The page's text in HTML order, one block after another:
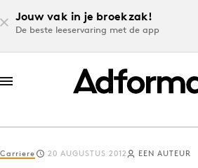
Jouw vak in je broekzak!
De beste leeservaring met de app
Log in
Carriere 20 AUGUSTUS 2012 EEN AUTEUR